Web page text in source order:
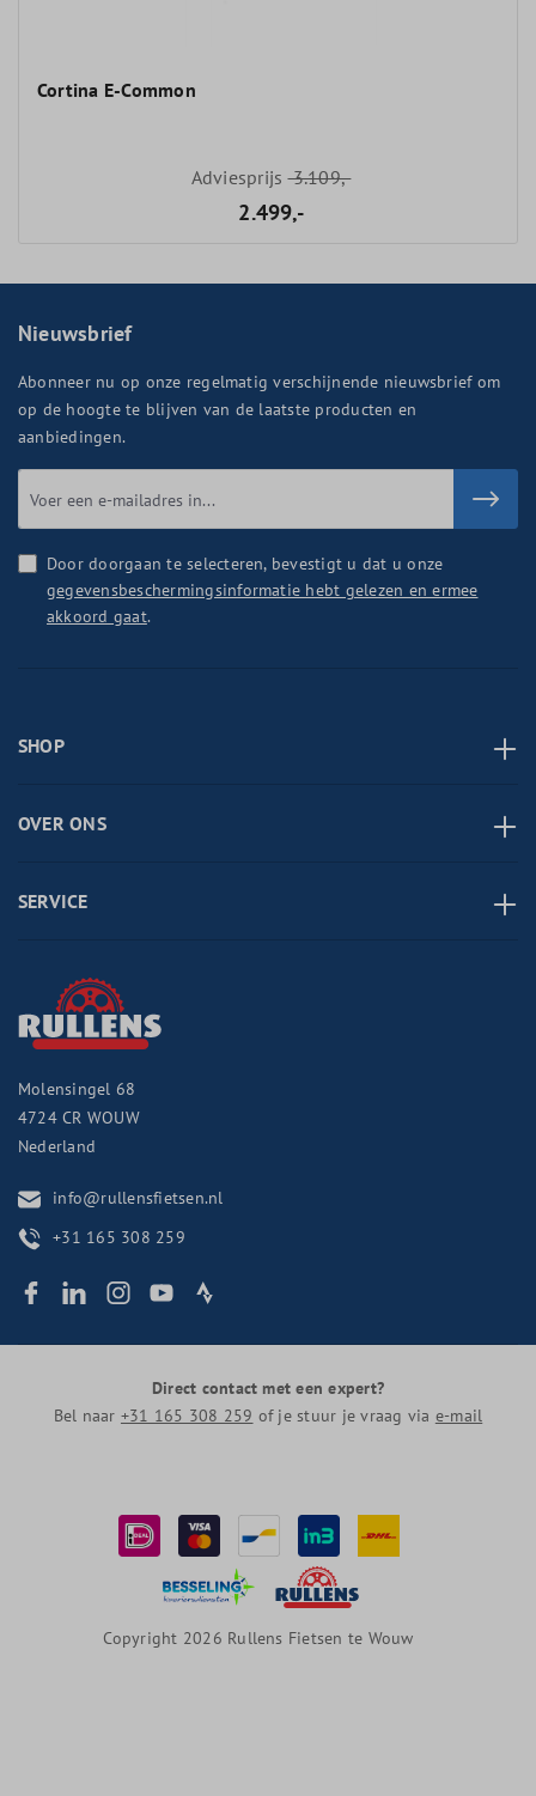
Cortina E-Common
Adviesprijs3.109,-
2.499,-
Nieuwsbrief
Abonneer nu op onze regelmatig verschijnende nieuwsbrief om
op de hoogte te blijven van de laatste producten en
aanbiedingen.
Door doorgaan te selecteren, bevestigt u dat u onze
gegevensbeschermingsinformatie hebt gelezen en ermee
akkoord gaat.
SHOP
OVER ONS
SERVICE
Molensingel 68
4724 CR WOUW
Nederland
info@rullensfietsen.nl
+31 165 308 259
Direct contact met een expert?
Bel naar +31 165 308 259 of je stuur je vraag via e-mail
Copyright 2026 Rullens Fietsen te Wouw